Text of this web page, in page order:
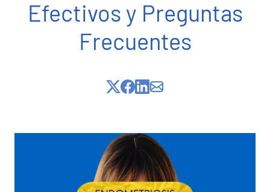
Donación de óvulos
Tasas de éxito
Efectivos y Preguntas
Frecuentes